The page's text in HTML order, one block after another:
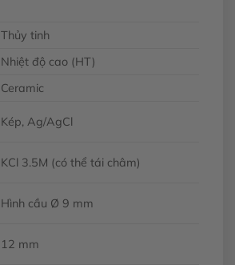
Thủy tinh
Nhiệt độ cao (HT)
Ceramic
Kép, Ag/AgCl
KCl 3.5M (có thể tái châm)
Hình cầu Ø 9 mm
12 mm